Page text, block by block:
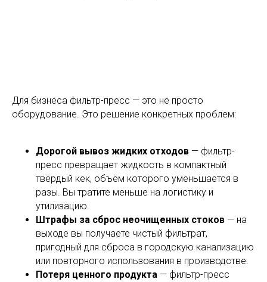
Для бизнеса фильтр-пресс — это не просто
оборудование. Это решение конкретных проблем:
Дорогой вывоз жидких отходов — фильтр-
пресс превращает жидкость в компактный
твёрдый кек, объём которого уменьшается в
разы. Вы тратите меньше на логистику и
утилизацию.
Штрафы за сброс неочищенных стоков — на
выходе вы получаете чистый фильтрат,
пригодный для сброса в городскую канализацию
или повторного использования в производстве.
Потеря ценного продукта — фильтр-пресс